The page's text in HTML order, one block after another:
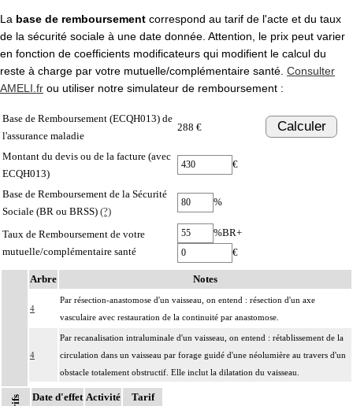
La base de remboursement correspond au tarif de l'acte et du taux
de la sécurité sociale à une date donnée. Attention, le prix peut varier
en fonction de coefficients modificateurs qui modifient le calcul du
reste à charge par votre mutuelle/complémentaire santé. Consulter
AMELI.fr ou utiliser notre simulateur de remboursement :
Base de Remboursement (ECQH013) de
l'assurance maladie
288 € Calculer
Montant du devis ou de la facture (avec
ECQH013)
€
Base de Remboursement de la Sécurité
Sociale (BR ou BRSS) (?)
%
Taux de Remboursement de votre
mutuelle/complémentaire santé
%BR+
€
Arbre Notes
4
Par résection-anastomose d'un vaisseau, on entend : résection d'un axe
vasculaire avec restauration de la continuité par anastomose.
4
Par recanalisation intraluminale d'un vaisseau, on entend : rétablissement de la
circulation dans un vaisseau par forage guidé d'une néolumière au travers d'un
obstacle totalement obstructif. Elle inclut la dilatation du vaisseau.
4
Par endoprothèse vasculaire, on entend : prothèse vasculaire non couverte,
Date d'effet Activité
Tarif